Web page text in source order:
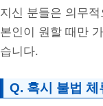
지신 분들은 의무
본인이 원할 때만
습니다.
Q. 혹시 불법